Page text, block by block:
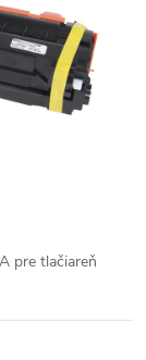
pre tlačiareň